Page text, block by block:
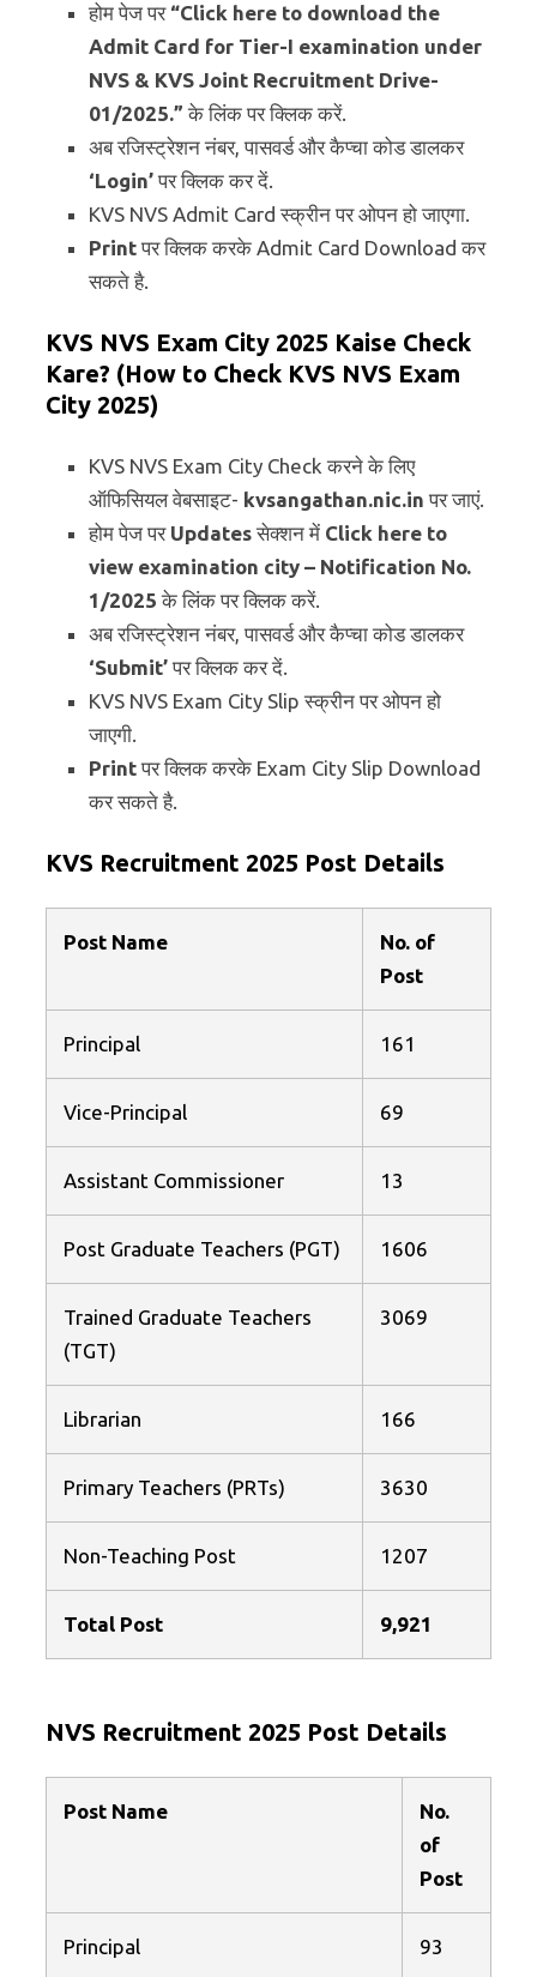
होम पेज पर “Click here to download the
Admit Card for Tier-I examination under
NVS & KVS Joint Recruitment Drive-
01/2025.” के लिंक पर क्लिक करें.
अब रजिस्ट्रेशन नंबर, पासवर्ड और कैप्चा कोड डालकर
‘Login’पर क्लिक कर दें.
KVS NVS Admit Card स्क्रीन पर ओपन हो जाएगा.
Printपर क्लिक करके Admit Card Download कर
सकते है.
KVS NVS Exam City 2025 Kaise Check
Kare? (How to Check KVS NVS Exam
City 2025)
KVS NVS Exam City Check करने के लिए
ऑफिसियल वेबसाइट- kvsangathan.nic.in पर जाएं.
होम पेज पर Updatesसेक्शन में Click here to
view examination city – Notification No.
1/2025 के लिंक पर क्लिक करें.
अब रजिस्ट्रेशन नंबर, पासवर्ड और कैप्चा कोड डालकर
‘Submit’पर क्लिक कर दें.
KVS NVS Exam City Slip स्क्रीन पर ओपन हो
जाएगी.
Printपर क्लिक करके Exam City Slip Download
कर सकते है.
KVS Recruitment 2025 Post Details
Post Name
No. of
Post
Principal 161
Vice-Principal 69
Assistant Commissioner 13
Post Graduate Teachers (PGT) 1606
Trained Graduate Teachers
(TGT)
3069
Librarian 166
Primary Teachers (PRTs) 3630
Non-Teaching Post 1207
Total Post 9,921
NVS Recruitment 2025 Post Details
Post Name
No.
of
Post
Principal 93